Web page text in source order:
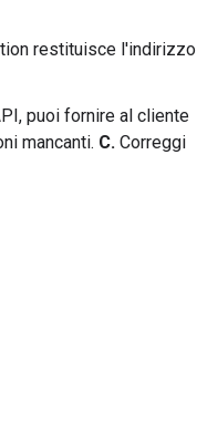
restituisce l'indirizzo
puoi fornire al cliente
mancanti. C. Correggi